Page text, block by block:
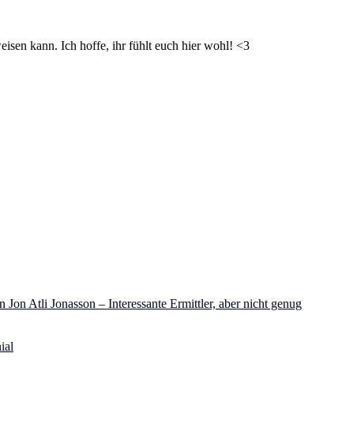
kann. Ich hoffe, ihr fühlt euch hier wohl! <3
Jon Atli Jonasson – Interessante Ermittler, aber nicht genug